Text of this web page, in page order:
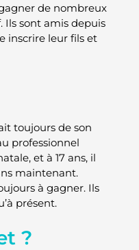
de nombreux
Ils sont amis depuis
inscrire leur fils et
toujours de son
professionnel
et à 17 ans, il
maintenant.
à gagner. Ils
présent.
?